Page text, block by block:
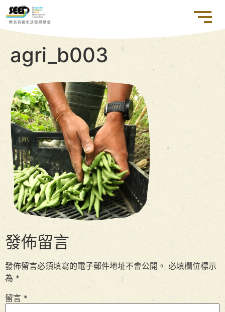
agri_b003
發佈留言
發佈留言必須填寫的電子郵件地址不會公開。 必填欄位標示
為 *
留言 *